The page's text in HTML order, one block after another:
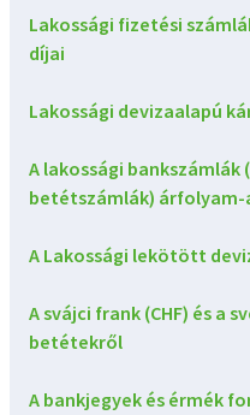
Lakossági fizetési
díjai
Lakossági devizaalapú
A lakossági bankszámlák
betétszámlák) árfolyam-
A Lakossági lekötött
A svájci frank (CHF) és a
betétekről
A bankjegyek és érmék